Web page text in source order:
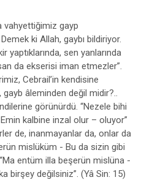
vahyettiğimiz gayp
ki Allah, gaybı bildiriyor.
yaptıklarında, sen yanlarında
da ekserisi iman etmezler”.
Cebrail’in kendisine
âleminden değil midir?..
görünürdü. “Nezele bihi
kalbine inzal olur – oluyor”
de, inanmayanlar da, onlar da
mislüküm - Bu da sizin gibi
entüm illa beşerün mislüna -
birşey değilsiniz”. (Yâ Sin: 15)